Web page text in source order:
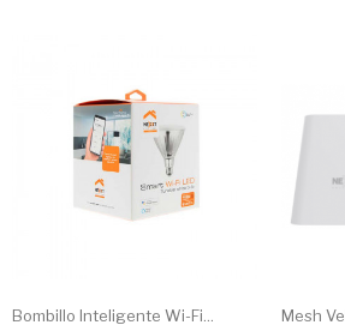
Bombillo Inteligente Wi-Fi... Mesh